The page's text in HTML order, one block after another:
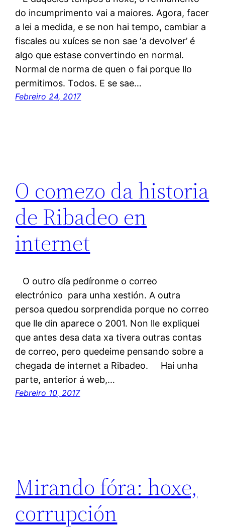
do incumprimento vai a maiores. Agora, facer
a lei a medida, e se non hai tempo, cambiar a
fiscales ou xuíces se non sae ‘a devolver’ é
algo que estase convertindo en normal.
Normal de norma de quen o fai porque llo
permitimos. Todos. E se sae…
Febreiro 24, 2017
O comezo da historia
de Ribadeo en
internet
O outro día pedíronme o correo
electrónico para unha xestión. A outra
persoa quedou sorprendida porque no correo
que lle din aparece o 2001. Non lle expliquei
que antes desa data xa tivera outras contas
de correo, pero quedeime pensando sobre a
chegada de internet a Ribadeo. Hai unha
parte, anterior á web,…
Febreiro 10, 2017
Mirando fóra: hoxe,
corrupción